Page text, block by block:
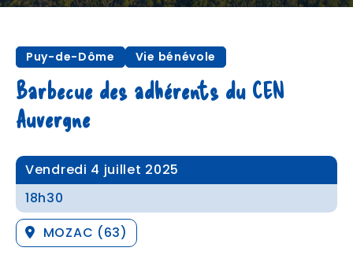
Puy-de-Dôme Vie bénévole
Barbecue des adhérents du CEN
Auvergne
Vendredi 4 juillet 2025
18h30
MOZAC (63)